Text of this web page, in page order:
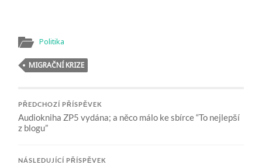
Politika
MIGRAČNÍ KRIZE
PŘEDCHOZÍ PŘÍSPĚVEK
Audiokniha ZP5 vydána; a něco málo ke sbírce “To nejlepší
z blogu”
NÁSLEDUJÍCÍ PŘÍSPĚVEK